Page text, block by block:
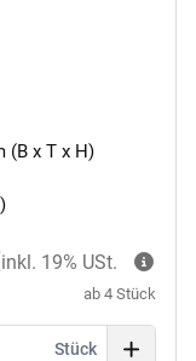
(B x T x H)
ab 4 Stück
inkl. 19% USt.
Stück